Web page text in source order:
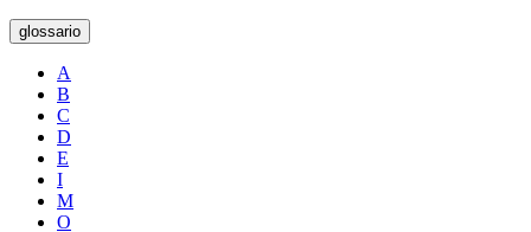
glossario
A
B
C
D
E
I
M
O